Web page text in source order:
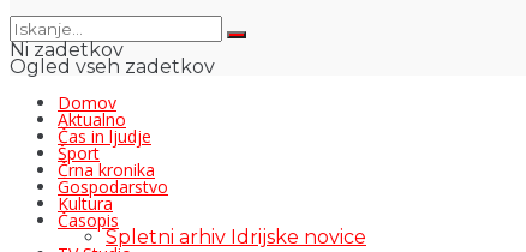
Ni zadetkov
Ogled vseh zadetkov
Domov
Aktualno
Čas in ljudje
Šport
Črna kronika
Gospodarstvo
Kultura
Časopis
Spletni arhiv Idrijske novice